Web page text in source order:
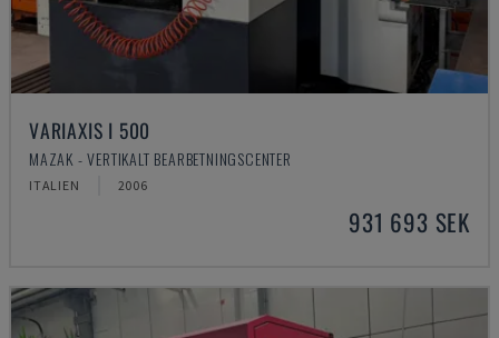
VARIAXIS I 500
MAZAK - VERTIKALT BEARBETNINGSCENTER
ITALIEN 2006
931 693 SEK